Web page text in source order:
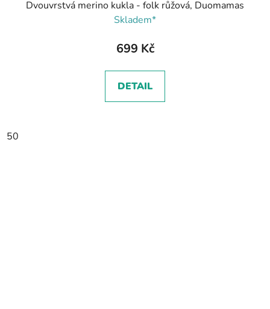
Dvouvrstvá merino kukla - folk růžová, Duomamas
Skladem*
699 Kč
DETAIL
50